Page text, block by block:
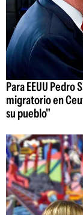
Para EEUU
migratorio en
su pueblo"